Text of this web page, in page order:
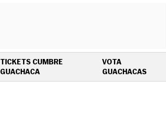
TICKETS CUMBRE
GUACHACAOPENS IN NEW WINDOW
VOTA
GUACHACAS